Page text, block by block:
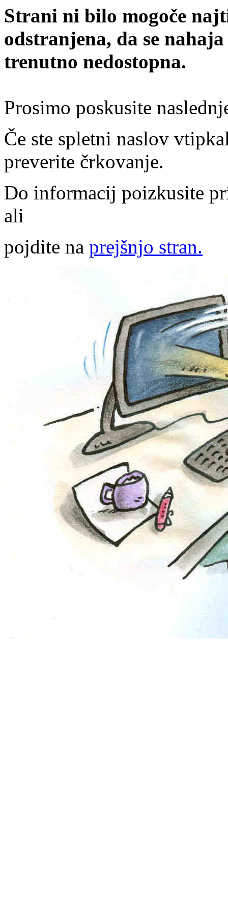
Strani ni bilo mogoče
odstranjena, da se
trenutno nedostopna.
Prosimo poskusite
Če ste spletni naslov
preverite črkovanje.
Do informacij poizkusite
ali
pojdite na prejšnjo stran.